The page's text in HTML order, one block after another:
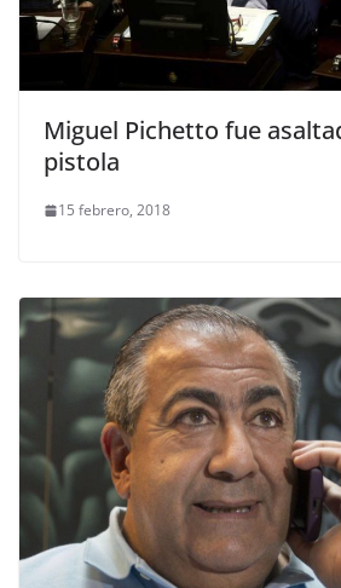
Miguel Pichetto fue
pistola
15 febrero, 2018